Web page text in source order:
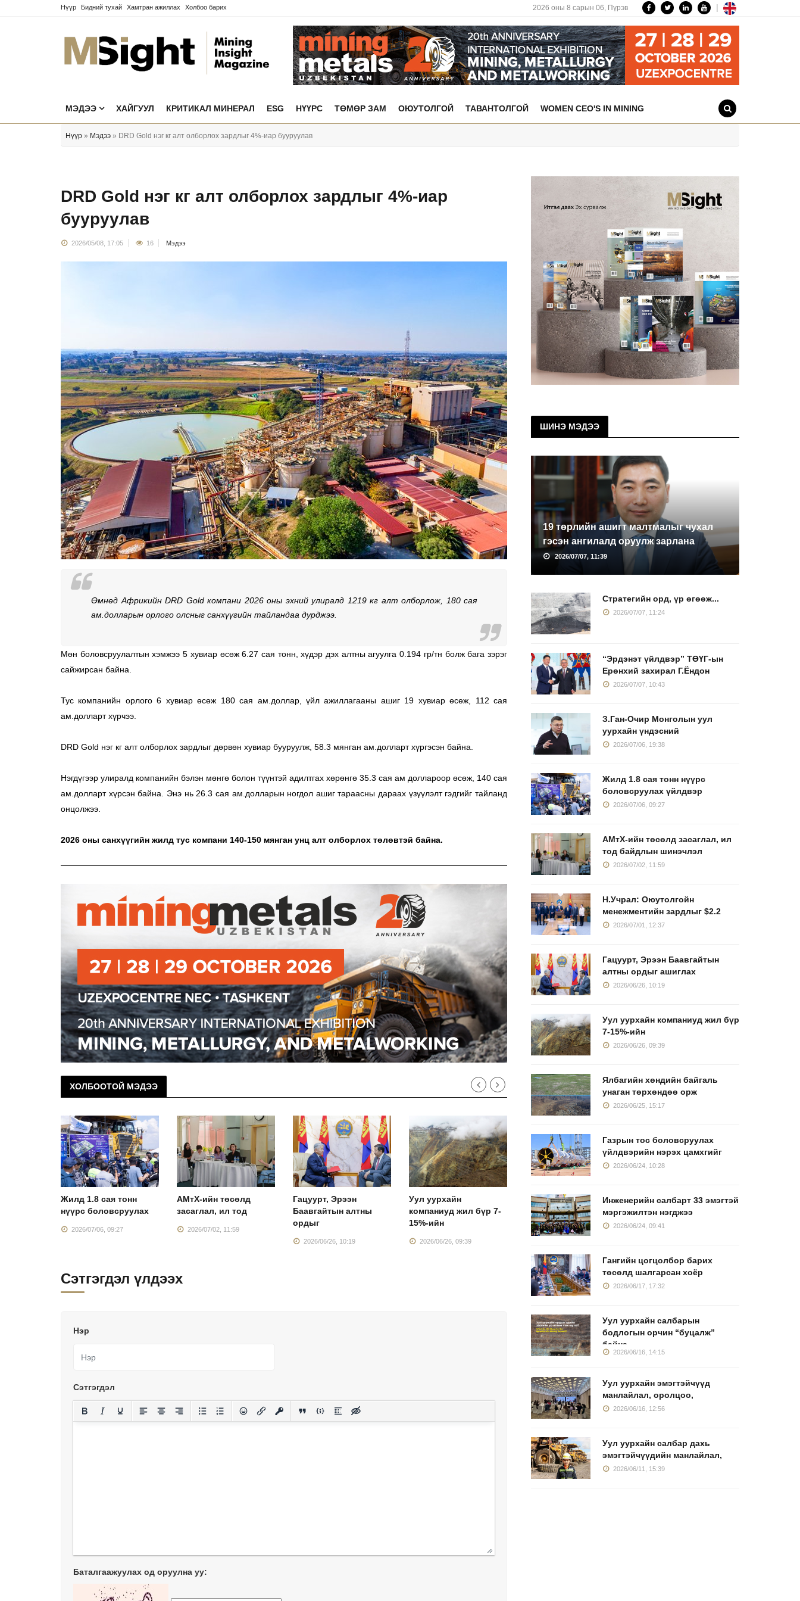
Нүүр Бидний тухай Хамтран ажиллах Холбоо барих 2026 оны 8 сарын 06, Пүрэв |
МЭДЭЭ ХАЙГУУЛ КРИТИКАЛ МИНЕРАЛ ESG НҮҮРС ТӨМӨР ЗАМ ОЮУТОЛГОЙ ТАВАНТОЛГОЙ WOMEN CEO'S IN MINING
Нүүр » Мэдээ » DRD Gold нэг кг алт олборлох зардлыг 4%-иар бууруулав
DRD Gold нэг кг алт олборлох зардлыг 4%-иар
бууруулав
2026/05/08, 17:05 16 Мэдээ
Өмнөд Африкийн DRD Gold компани 2026 оны эхний улиралд 1219 кг алт олборлож, 180 сая
ам.долларын орлого олсныг санхүүгийн тайландаа дурджээ.
Мөн боловсруулалтын хэмжээ 5 хувиар өсөж 6.27 сая тонн, хүдэр дэх алтны агуулга 0.194 гр/тн болж бага зэрэг
сайжирсан байна.
Тус компанийн орлого 6 хувиар өсөж 180 сая ам.доллар, үйл ажиллагааны ашиг 19 хувиар өсөж, 112 сая
ам.долларт хүрчээ.
DRD Gold нэг кг алт олборлох зардлыг дөрвөн хувиар бууруулж, 58.3 мянган ам.долларт хүргэсэн байна.
Нэгдүгээр улиралд компанийн бэлэн мөнгө болон түүнтэй адилтгах хөрөнгө 35.3 сая ам доллароор өсөж, 140 сая
ам.долларт хүрсэн байна. Энэ нь 26.3 сая ам.долларын ногдол ашиг тараасны дараах үзүүлэлт гэдгийг тайланд
онцолжээ.
2026 оны санхүүгийн жилд тус компани 140-150 мянган унц алт олборлох төлөвтэй байна.
ХОЛБООТОЙ МЭДЭЭ
Жилд 1.8 сая тонн
нүүрс боловсруулах
2026/07/06, 09:27
АМтХ-ийн төсөлд
засаглал, ил тод
2026/07/02, 11:59
Гацуурт, Эрээн
Баавгайтын алтны
ордыг
2026/06/26, 10:19
Уул уурхайн
компаниуд жил бүр 7-
15%-ийн
2026/06/26, 09:39
Газрын тос
боловсруулах
үйлдвэрийн
Инженерийн салбарт
33 эмэгтэй
2026/06/24, 09:41
Сэтгэгдэл үлдээх
Нэр
Сэтгэгдэл
Баталгаажуулах од оруулна уу:
ШИНЭ МЭДЭЭ
19 төрлийн ашигт малтмалыг чухал
гэсэн ангилалд оруулж зарлана
2026/07/07, 11:39
Стратегийн орд, үр өгөөж...
2026/07/07, 11:24
“Эрдэнэт үйлдвэр” ТӨҮГ-ын
Ерөнхий захирал Г.Ёндон
2026/07/07, 10:43
З.Ган-Очир Монголын уул
уурхайн үндэсний
2026/07/06, 19:38
Жилд 1.8 сая тонн нүүрс
боловсруулах үйлдвэр
2026/07/06, 09:27
АМтХ-ийн төсөлд засаглал, ил
тод байдлын шинэчлэл
2026/07/02, 11:59
Н.Учрал: Оюутолгойн
менежментийн зардлыг $2.2
2026/07/01, 12:37
Гацуурт, Эрээн Баавгайтын
алтны ордыг ашиглах
2026/06/26, 10:19
Уул уурхайн компаниуд жил бүр
7-15%-ийн
2026/06/26, 09:39
Ялбагийн хөндийн байгаль
унаган төрхөндөө орж
2026/06/25, 15:17
Газрын тос боловсруулах
үйлдвэрийн нэрэх цамхгийг
2026/06/24, 10:28
Инженерийн салбарт 33 эмэгтэй
мэргэжилтэн нэгджээ
2026/06/24, 09:41
Гангийн цогцолбор барих
төсөлд шалгарсан хоёр
2026/06/17, 17:32
Уул уурхайн салбарын
бодлогын орчин “буцалж”
байна
2026/06/16, 14:15
Уул уурхайн эмэгтэйчүүд
манлайлал, оролцоо,
2026/06/16, 12:56
Уул уурхайн салбар дахь
эмэгтэйчүүдийн манлайлал,
2026/06/11, 15:39